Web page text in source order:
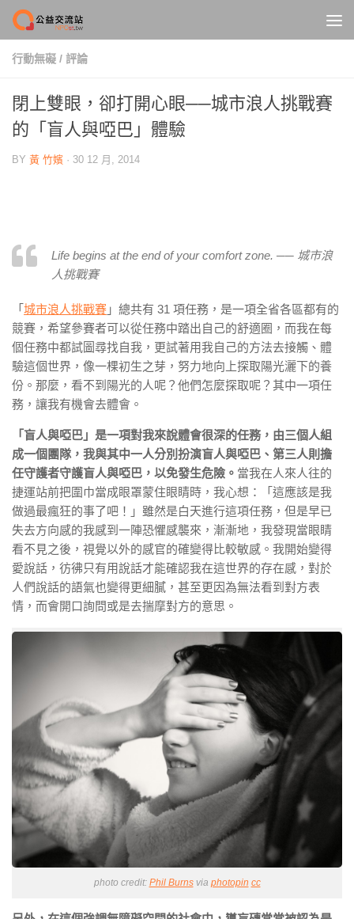
Skip to content
行動無礙 / 評論
閉上雙眼，卻打開心眼──城市浪人挑戰賽
的「盲人與啞巴」體驗
BY 黃 竹嬪 · 30 12 月, 2014
Life begins at the end of your comfort zone. ── 城市浪
人挑戰賽
「 城市浪人挑戰賽 」總共有 31 項任務，是一項全省各區都有的
競賽，希望參賽者可以從任務中踏出自己的舒適圈，而我在每
個任務中都試圖尋找自我，更試著用我自己的方法去接觸、體
驗這個世界，像一棵初生之芽，努力地向上探取陽光灑下的養
份。那麼，看不到陽光的人呢？他們怎麼探取呢？其中一項任
務，讓我有機會去體會。
「盲人與啞巴」是一項對我來說體會很深的任務，由三個人組
成一個團隊，我與其中一人分別扮演盲人與啞巴、第三人則擔
任守護者守護盲人與啞巴，以免發生危險。 當我在人來人往的
捷運站前把圍巾當成眼罩蒙住眼睛時，我心想：「這應該是我
做過最瘋狂的事了吧！」雖然是白天進行這項任務，但是早已
失去方向感的我感到一陣恐懼感襲來，漸漸地，我發現當眼睛
看不見之後，視覺以外的感官的確變得比較敏感。我開始變得
愛說話，彷彿只有用說話才能確認我在這世界的存在感，對於
人們說話的語氣也變得更細膩，甚至更因為無法看到對方表
情，而會開口詢問或是去揣摩對方的意思。
photo credit: Phil Burnsvia photopin cc